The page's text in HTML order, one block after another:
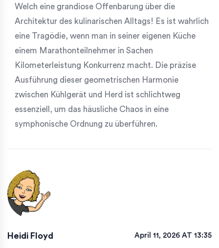
Welch eine grandiose Offenbarung über die
Architektur des kulinarischen Alltags! Es ist wahrlich
eine Tragödie, wenn man in seiner eigenen Küche
einem Marathonteilnehmer in Sachen
Kilometerleistung Konkurrenz macht. Die präzise
Ausführung dieser geometrischen Harmonie
zwischen Kühlgerät und Herd ist schlichtweg
essenziell, um das häusliche Chaos in eine
symphonische Ordnung zu überführen.
Heidi Floyd April 11, 2026 AT 13:35